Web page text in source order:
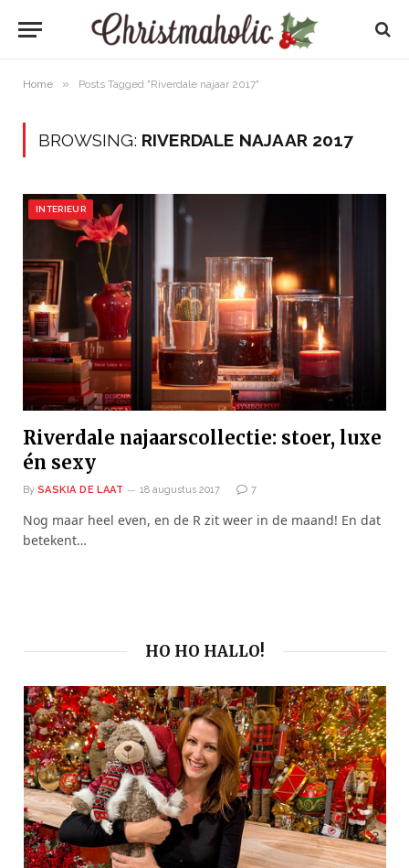
Home » Posts Tagged "Riverdale najaar 2017"
BROWSING: RIVERDALE NAJAAR 2017
INTERIEUR
Riverdale najaarscollectie: stoer, luxe
én sexy
By SASKIA DE LAAT 18 augustus 2017 7
Nog maar heel even, en de R zit weer in de maand! En dat
betekent…
HO HO HALLO!